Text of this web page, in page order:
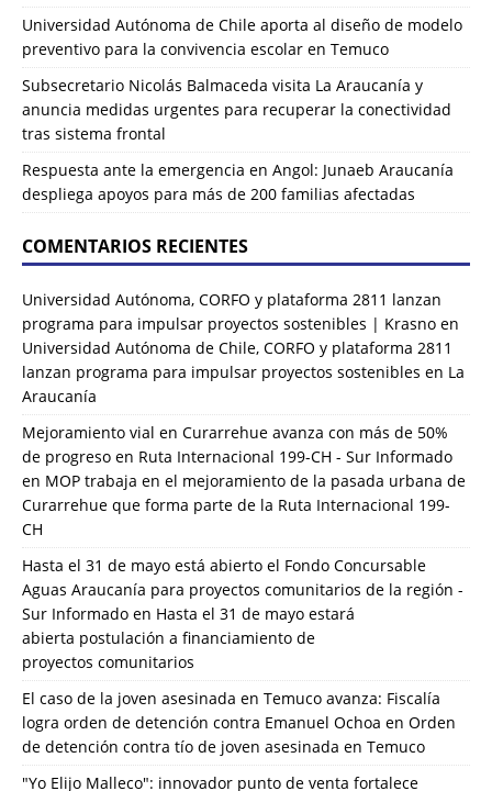
Universidad Autónoma de Chile aporta al diseño de modelo
preventivo para la convivencia escolar en Temuco
Subsecretario Nicolás Balmaceda visita La Araucanía y
anuncia medidas urgentes para recuperar la conectividad
tras sistema frontal
Respuesta ante la emergencia en Angol: Junaeb Araucanía
despliega apoyos para más de 200 familias afectadas
COMENTARIOS RECIENTES
Universidad Autónoma, CORFO y plataforma 2811 lanzan
programa para impulsar proyectos sostenibles | Krasno en
Universidad Autónoma de Chile, CORFO y plataforma 2811
lanzan programa para impulsar proyectos sostenibles en La
Araucanía
Mejoramiento vial en Curarrehue avanza con más de 50%
de progreso en Ruta Internacional 199-CH - Sur Informado
en MOP trabaja en el mejoramiento de la pasada urbana de
Curarrehue que forma parte de la Ruta Internacional 199-
CH
Hasta el 31 de mayo está abierto el Fondo Concursable
Aguas Araucanía para proyectos comunitarios de la región -
Sur Informado en Hasta el 31 de mayo estará
abierta postulación a financiamiento de
proyectos comunitarios
El caso de la joven asesinada en Temuco avanza: Fiscalía
logra orden de detención contra Emanuel Ochoa en Orden
de detención contra tío de joven asesinada en Temuco
"Yo Elijo Malleco": innovador punto de venta fortalece